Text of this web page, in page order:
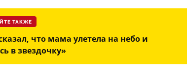
ТАКЖЕ
что мама улетела на небо и
в звездочку»